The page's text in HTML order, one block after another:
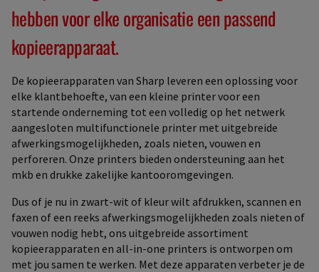
hebben voor elke organisatie een passend
kopieerapparaat.
De kopieerapparaten van Sharp leveren een oplossing voor
elke klantbehoefte, van een kleine printer voor een
startende onderneming tot een volledig op het netwerk
aangesloten multifunctionele printer met uitgebreide
afwerkingsmogelijkheden, zoals nieten, vouwen en
perforeren. Onze printers bieden ondersteuning aan het
mkb en drukke zakelijke kantooromgevingen.
Dus of je nu in zwart-wit of kleur wilt afdrukken, scannen en
faxen of een reeks afwerkingsmogelijkheden zoals nieten of
vouwen nodig hebt, ons uitgebreide assortiment
kopieerapparaten en all-in-one printers is ontworpen om
met jou samen te werken. Met deze apparaten verbeter je de